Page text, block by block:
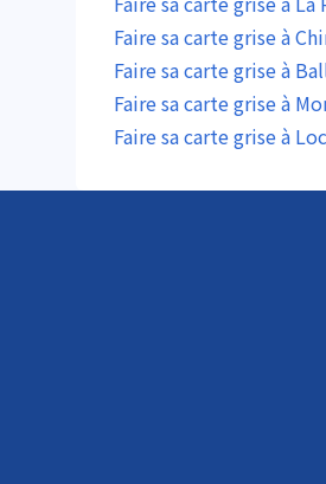
Faire sa carte grise à
Faire sa carte grise à
Faire sa carte grise à
Faire sa carte grise à